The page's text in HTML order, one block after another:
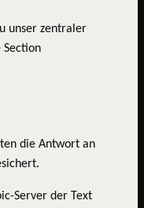
unser zentraler
Section
die Antwort an
Server der Text